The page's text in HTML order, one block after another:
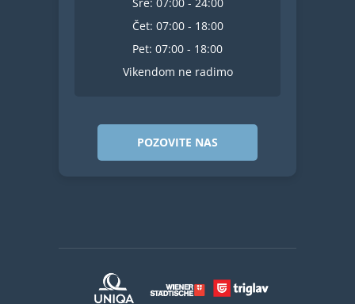
Sre: 07:00 - 24:00
Čet: 07:00 - 18:00
Pet: 07:00 - 18:00
Vikendom ne radimo
POZOVITE NAS